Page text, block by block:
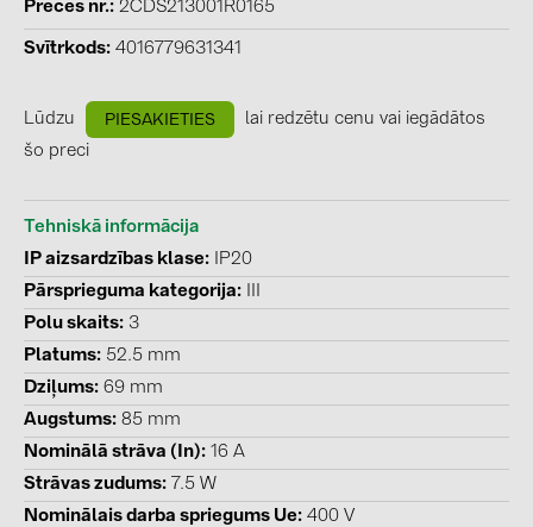
BAKS (51)
BUDMAT (6)
FRONIUS (42)
GoodWe (44)
HUAWEI (51)
JAsolar (6)
JINKO (1)
LEADER (6)
LONGi Solar (5)
NOVOTEGRA (315)
PROJOY (3)
Preces nr. 2CDS213001R0165
Svītrkods 4016779631341
Lūdzu PIESAKIETIES
lai redzētu cenu vai iegādātos
šo preci
Tehniskā informācija
IP aizsardzības klase
IP20
Pārsprieguma kategorija
Polu skaits 3
Platums 52.5 mm
Dziļums 69 mm
Augstums 85 mm
Nominālā strāva (In) 16 A
Strāvas zudums
7.5 W
Nominālais darba spriegums Ue 400 V